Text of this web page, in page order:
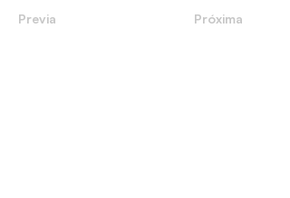
Previa Próxima